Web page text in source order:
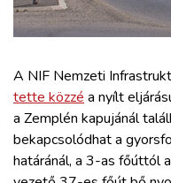
HAJÓZÁS
BLOG
ARCHÍVUM
A NIF Nemzeti
tette közzé a nyílt
a Zemplén kapujánál
bekapcsolódhat a
határánál, a 3-as főúttól